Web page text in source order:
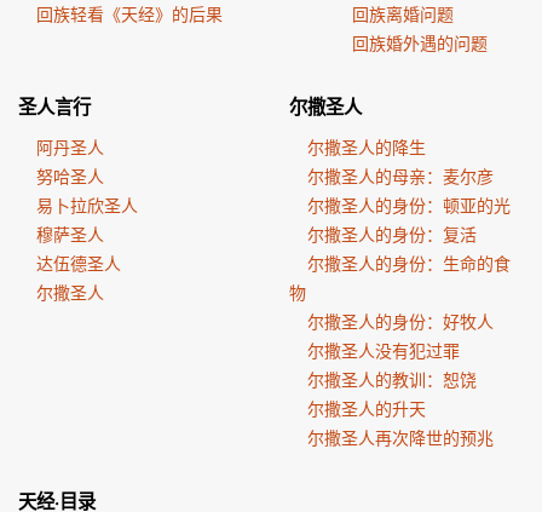
回族轻看《天经》的后果
回族离婚问题
回族婚外遇的问题
圣人言行
阿丹圣人
努哈圣人
易卜拉欣圣人
穆萨圣人
达伍德圣人
尔撒圣人
尔撒圣人
尔撒圣人的降生
尔撒圣人的母亲：麦尔彦
尔撒圣人的身份：顿亚的光
尔撒圣人的身份：复活
尔撒圣人的身份：生命的食
物
尔撒圣人的身份：好牧人
尔撒圣人没有犯过罪
尔撒圣人的教训：恕饶
尔撒圣人的升天
尔撒圣人再次降世的预兆
天经·目录